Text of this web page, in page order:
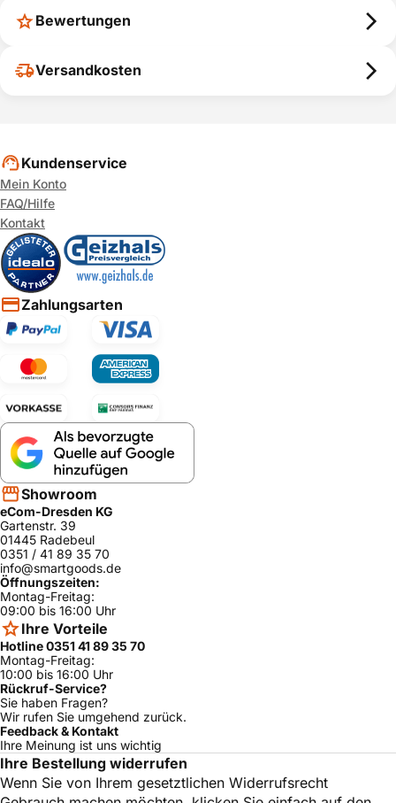
Bewertungen
Versandkosten
Kundenservice
Mein Konto
FAQ/Hilfe
Kontakt
Zahlungsarten
Showroom
eCom-Dresden KG
Gartenstr. 39
01445 Radebeul
0351 / 41 89 35 70
info@smartgoods.de
Öffnungszeiten:
Montag-Freitag:
09:00 bis 16:00 Uhr
Ihre Vorteile
Hotline 0351 41 89 35 70
Montag-Freitag:
10:00 bis 16:00 Uhr
Rückruf-Service?
Sie haben Fragen?
Wir rufen Sie umgehend zurück.
Feedback & Kontakt
Ihre Meinung ist uns wichtig
Ihre Bestellung widerrufen
Wenn Sie von Ihrem gesetztlichen Widerrufsrecht